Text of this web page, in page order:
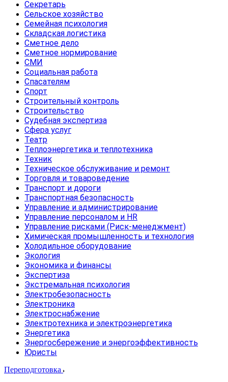
Секретарь
Сельское хозяйство
Семейная психология
Складская логистика
Сметное дело
Сметное нормирование
СМИ
Социальная работа
Спасателям
Спорт
Строительный контроль
Строительство
Судебная экспертиза
Сфера услуг
Театр
Теплоэнергетика и теплотехника
Техник
Техническое обслуживание и ремонт
Торговля и товароведение
Транспорт и дороги
Транспортная безопасность
Управление и администрирование
Управление персоналом и HR
Управление рисками (Риск-менеджмент)
Химическая промышленность и технология
Холодильное оборудование
Экология
Экономика и финансы
Экспертиза
Экстремальная психология
Электробезопасность
Электроника
Электроснабжение
Электротехника и электроэнергетика
Энергетика
Энергосбережение и энергоэффективность
Юристы
Переподготовка